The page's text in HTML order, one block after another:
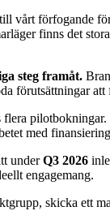
vårt förfogande
finns det
steg framåt.
förutsättningar
med
underQ3 2026
engagemang.
skicka ett